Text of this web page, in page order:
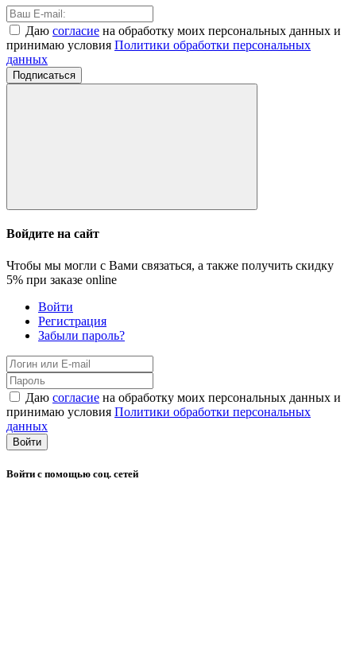
Даю согласие на обработку моих персональных данных и
принимаю условия Политики обработки персональных
данных
Подписаться
Войдите на сайт
Чтобы мы могли с Вами связаться, а также получить скидку
5% при заказе online
Войти
Регистрация
Забыли пароль?
Даю согласие на обработку моих персональных данных и
принимаю условия Политики обработки персональных
данных
Войти
Войти с помощью соц. сетей